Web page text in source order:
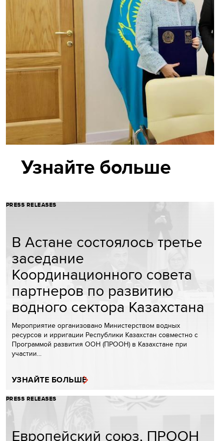
Узнайте больше
PRESS RELEASES
В Астане состоялось третье
заседание
Координационного совета
партнеров по развитию
водного сектора Казахстана
Мероприятие организовано Министерством водных
ресурсов и ирригации Республики Казахстан совместно с
Программой развития ООН (ПРООН) в Казахстане при
участии…
УЗНАЙТЕ БОЛЬШЕ
PRESS RELEASES
Европейский союз, ПРООН